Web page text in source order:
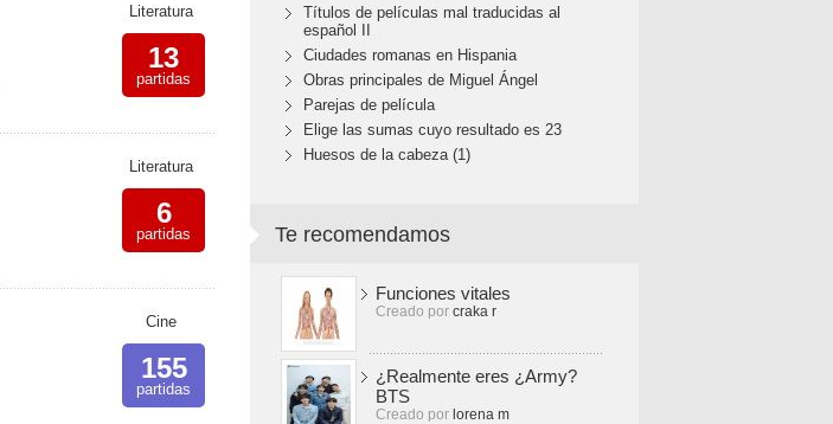
Literatura
13
partidas
Literatura
6
partidas
Cine
155
partidas
Títulos de películas mal traducidas al
español II
Ciudades romanas en Hispania
Obras principales de Miguel Ángel
Parejas de película
Elige las sumas cuyo resultado es 23
Huesos de la cabeza (1)
Te recomendamos
Funciones vitales
Creado por craka r
¿Realmente eres ¿Army?
BTS
Creado por lorena m